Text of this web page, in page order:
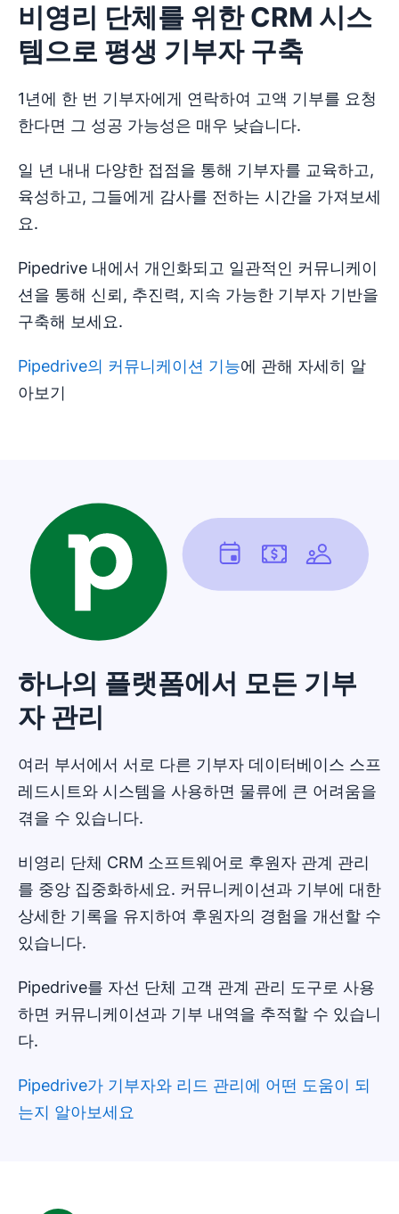
비영리 단체를 위한 CRM 시스
템으로 평생 기부자 구축
1년에 한 번 기부자에게 연락하여 고액 기부를 요청
한다면 그 성공 가능성은 매우 낮습니다.
일 년 내내 다양한 접점을 통해 기부자를 교육하고,
육성하고, 그들에게 감사를 전하는 시간을 가져보세
요.
Pipedrive 내에서 개인화되고 일관적인 커뮤니케이
션을 통해 신뢰, 추진력, 지속 가능한 기부자 기반을
구축해 보세요.
Pipedrive의 커뮤니케이션 기능에 관해 자세히 알
아보기
하나의 플랫폼에서 모든 기부
자 관리
여러 부서에서 서로 다른 기부자 데이터베이스 스프
레드시트와 시스템을 사용하면 물류에 큰 어려움을
겪을 수 있습니다.
비영리 단체 CRM 소프트웨어로 후원자 관계 관리
를 중앙 집중화하세요. 커뮤니케이션과 기부에 대한
상세한 기록을 유지하여 후원자의 경험을 개선할 수
있습니다.
Pipedrive를 자선 단체 고객 관계 관리 도구로 사용
하면 커뮤니케이션과 기부 내역을 추적할 수 있습니
다.
Pipedrive가 기부자와 리드 관리에 어떤 도움이 되
는지 알아보세요